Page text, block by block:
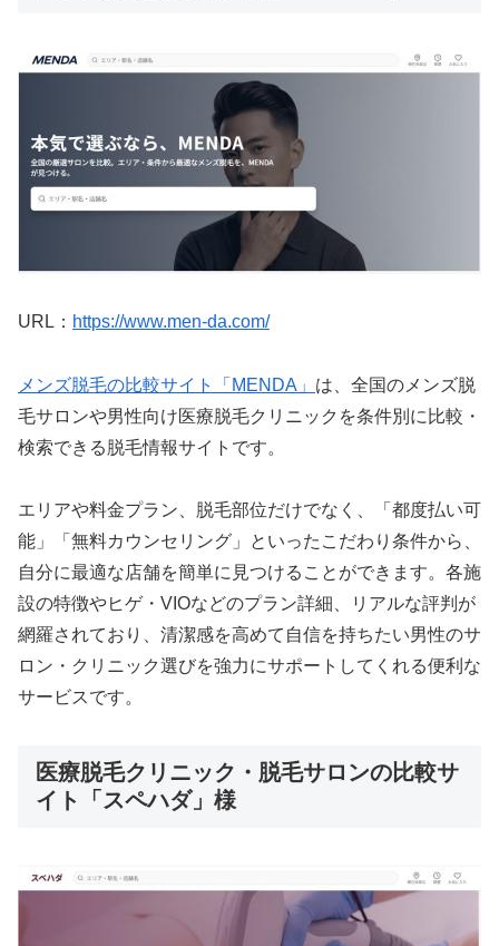
URL： https://www.men-da.com/
メンズ脱毛の比較サイト「MENDA」 は、全国のメンズ脱
毛サロンや男性向け医療脱毛クリニックを条件別に比較・
検索できる脱毛情報サイトです。
エリアや料金プラン、脱毛部位だけでなく、「都度払い可
能」「無料カウンセリング」といったこだわり条件から、
自分に最適な店舗を簡単に見つけることができます。各施
設の特徴やヒゲ・VIOなどのプラン詳細、リアルな評判が
網羅されており、清潔感を高めて自信を持ちたい男性のサ
ロン・クリニック選びを強力にサポートしてくれる便利な
サービスです。
医療脱毛クリニック・脱毛サロンの比較サ
イト「スペハダ」様